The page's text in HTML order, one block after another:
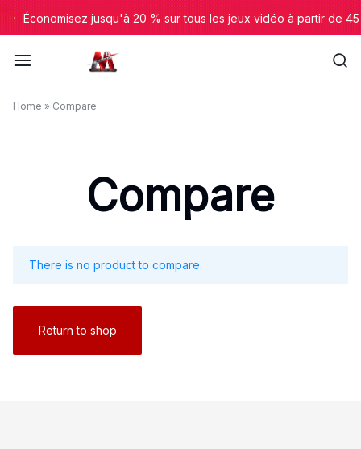
Aller
Économisez jusqu'à 20 % sur tous les jeux vidéo à partir de
Home » Compare
Compare
There is no product to compare.
Return to shop